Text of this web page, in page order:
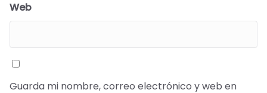
Web
Guarda mi nombre, correo electrónico y web en